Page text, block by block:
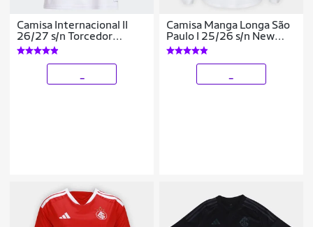
Camisa Internacional II
26/27 s/n Torcedor
Adidas Feminina
Camisa Manga Longa São
Paulo I 25/26 s/n New
Balance